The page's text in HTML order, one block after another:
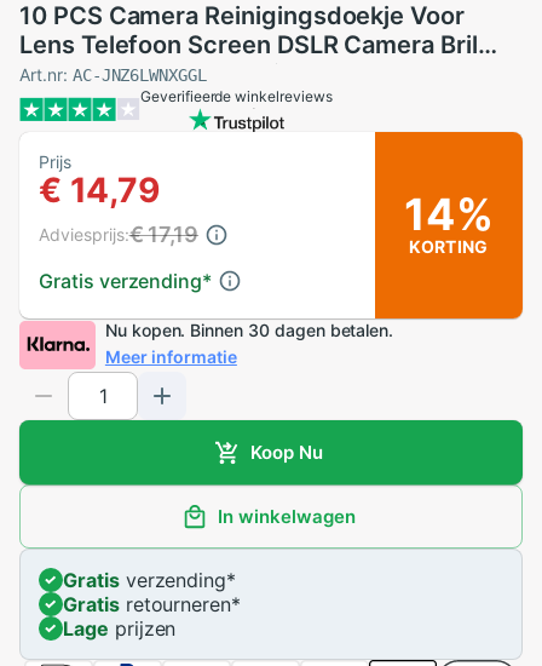
10 PCS Camera Reinigingsdoekje Voor
Lens Telefoon Screen DSLR Camera Bril
130*130mm Fotostudio lens cleaner
microfiber katoen
Art.nr: AC-JNZ6LWNXGGL
Geverifieerde winkelreviews
Prijs
€ 14,79
Gratis verzending*
Adviesprijs:€ 17,19 14%
KORTING
Nu kopen. Binnen 30 dagen betalen.
Meer informatie
Koop Nu
In winkelwagen
Gratisverzending*
Gratisretourneren*
Lage prijzen